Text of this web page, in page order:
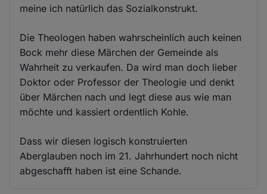
meine ich natürlich das Sozialkonstrukt.
Die Theologen haben wahrscheinlich auch keinen
Bock mehr diese Märchen der Gemeinde als
Wahrheit zu verkaufen. Da wird man doch lieber
Doktor oder Professor der Theologie und denkt
über Märchen nach und legt diese aus wie man
möchte und kassiert ordentlich Kohle.
Dass wir diesen logisch konstruierten
Aberglauben noch im 21. Jahrhundert noch nicht
abgeschafft haben ist eine Schande.